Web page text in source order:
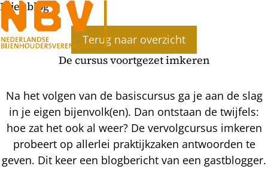
Bijenblog
Terug naar overzicht
De cursus voortgezet imkeren
Na het volgen van de basiscursus ga je aan de slag
in je eigen bijenvolk(en). Dan ontstaan de twijfels:
hoe zat het ook al weer? De vervolgcursus imkeren
probeert op allerlei praktijkzaken antwoorden te
geven. Dit keer een blogbericht van een gastblogger.